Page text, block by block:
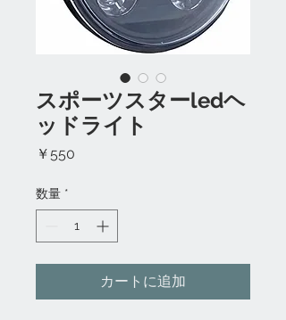
スポーツスターledヘ
ッドライト
￥550
数量 *
カートに追加